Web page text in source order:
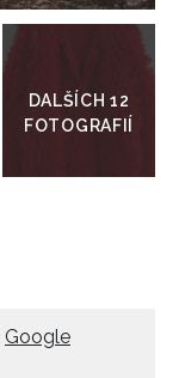
galerie
Google